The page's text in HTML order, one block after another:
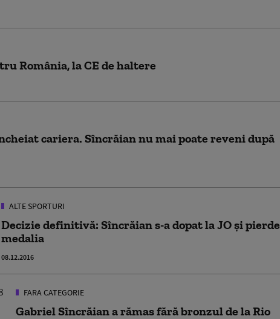
România, la CE de haltere
cariera. Sîncrăian nu mai poate reveni după
ALTE SPORTURI
Decizie definitivă: Sîncrăian s-a dopat la JO şi pierde
medalia
08.12.2016
FARA CATEGORIE
Gabriel Sîncrăian a rămas fără bronzul de la Rio